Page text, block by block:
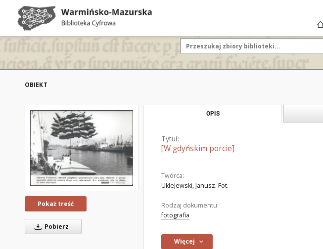
OBIEKT
Pokaż treść
Pobierz
OPIS
Tytuł:
[W gdyńskim porcie]
Twórca:
Uklejewski, Janusz. Fot.
Rodzaj dokumentu:
fotografia
Więcej